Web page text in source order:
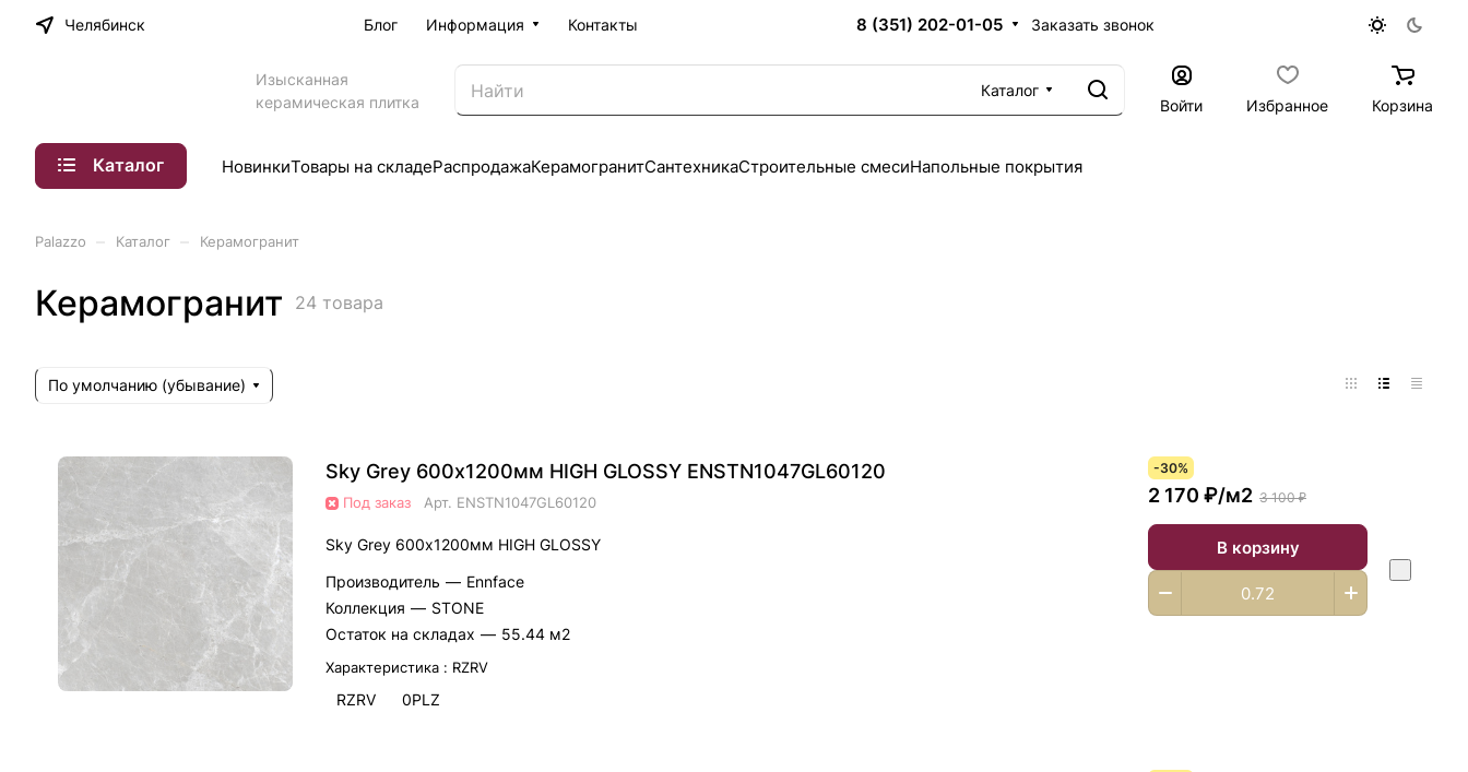
Челябинск Блог Информация Контакты 8 (351) 202-01-05 Заказать звонок
Изысканная
керамическая плитка
Каталог
Войти
Избранное Корзина
Каталог НовинкиТовары на складеРаспродажаКерамогранитСантехникаСтроительные смесиНапольные покрытия
Palazzo Каталог Керамогранит
Керамогранит 24 товара
По умолчанию (убывание)
Sky Grey 600х1200мм HIGH GLOSSY ENSTN1047GL60120
Под заказ Арт. ENSTN1047GL60120
Sky Grey 600х1200мм HIGH GLOSSY
Производитель — Ennface
Коллекция — STONE
Остаток на складах — 55.44 м2
Характеристика : RZRV
RZRV 0PLZ
-30%
2 170 ₽/м2 3 100 ₽
В корзину